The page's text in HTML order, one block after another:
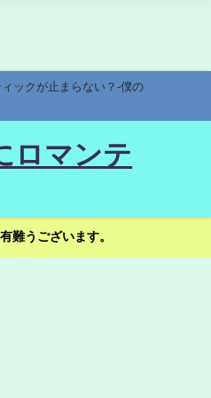
ックが止まらない？-僕の
ロマンテ
難うございます。